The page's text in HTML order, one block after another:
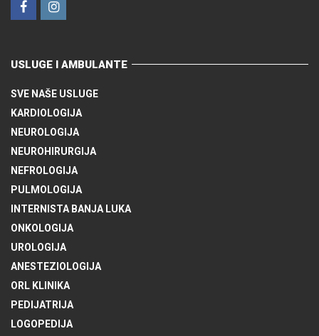
USLUGE I AMBULANTE
SVE NAŠE USLUGE
KARDIOLOGIJA
NEUROLOGIJA
NEUROHIRURGIJA
NEFROLOGIJA
PULMOLOGIJA
INTERNISTA BANJA LUKA
ONKOLOGIJA
UROLOGIJA
ANESTEZIOLOGIJA
ORL KLINIKA
PEDIJATRIJA
LOGOPEDIJA